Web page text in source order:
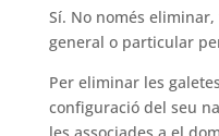
Sí. No només
general o particular
Per eliminar les
configuració del seu